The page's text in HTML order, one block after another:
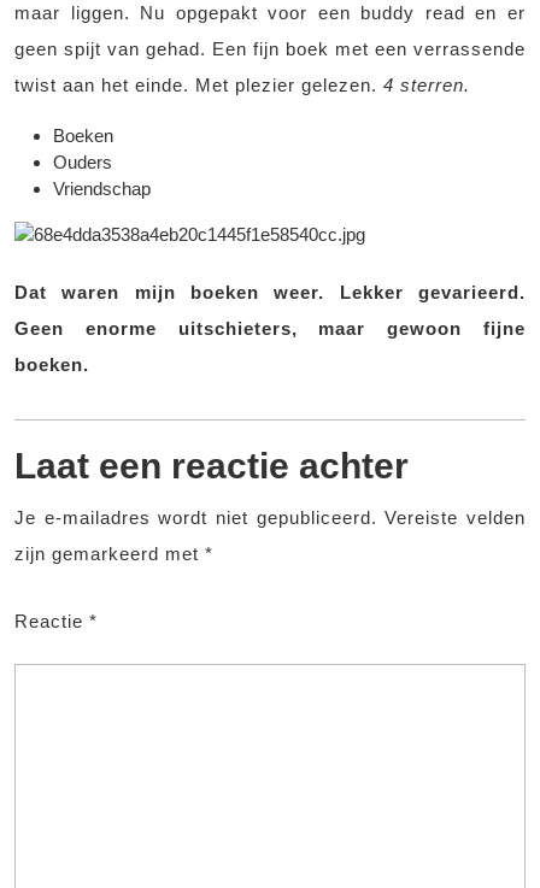
maar liggen. Nu opgepakt voor een buddy read en er
geen spijt van gehad. Een fijn boek met een verrassende
twist aan het einde. Met plezier gelezen. 4 sterren.
Boeken
Ouders
Vriendschap
Dat waren mijn boeken weer. Lekker gevarieerd.
Geen enorme uitschieters, maar gewoon fijne
boeken.
Laat een reactie achter
Je e-mailadres wordt niet gepubliceerd. Vereiste velden
zijn gemarkeerd met *
Reactie *